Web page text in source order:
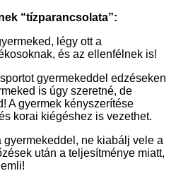
“tízparancsolata”:
légy ott a
és az ellenfélnek is!
gyermekeddel edzéseken
is úgy szeretné, de
A gyermek kényszerítése
korai kiégéshez is vezethet.
ne kiabálj vele a
után a teljesítménye miatt,